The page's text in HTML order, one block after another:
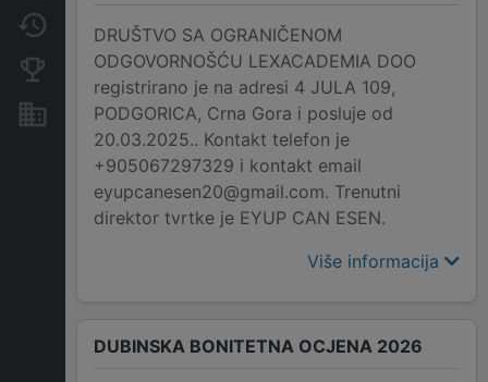
Promjene
Konkurentne kompanije
Nekretnine i imovina
DRUŠTVO SA OGRANIČENOM
ODGOVORNOŠĆU LEXACADEMIA DOO
registrirano je na adresi 4 JULA 109,
PODGORICA, Crna Gora i posluje od
20.03.2025.. Kontakt telefon je
+905067297329 i kontakt email
eyupcanesen20@gmail.com. Trenutni
direktor tvrtke je EYUP CAN ESEN.
Više informacija
DUBINSKA BONITETNA OCJENA 2026